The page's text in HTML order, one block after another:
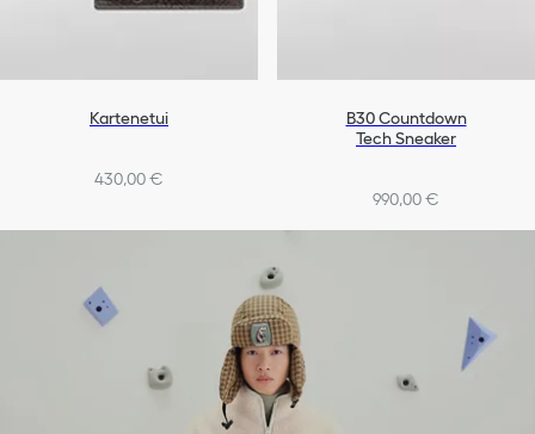
Kartenetui
430,00 €
B30 Countdown
Tech Sneaker
990,00 €